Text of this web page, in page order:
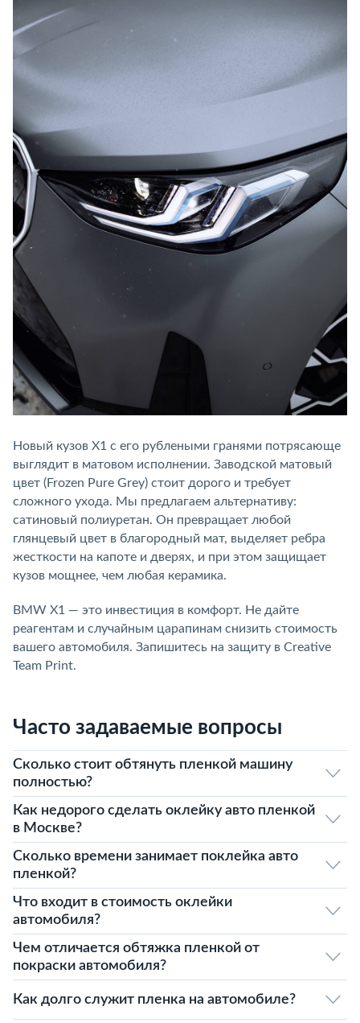
Новый кузов X1 с его рублеными гранями потрясающе
выглядит в матовом исполнении. Заводской матовый
цвет (Frozen Pure Grey) стоит дорого и требует
сложного ухода. Мы предлагаем альтернативу:
сатиновый полиуретан. Он превращает любой
глянцевый цвет в благородный мат, выделяет ребра
жесткости на капоте и дверях, и при этом защищает
кузов мощнее, чем любая керамика.
BMW X1 — это инвестиция в комфорт. Не дайте
реагентам и случайным царапинам снизить стоимость
вашего автомобиля. Запишитесь на защиту в Creative
Team Print.
Часто задаваемые вопросы
Сколько стоит обтянуть пленкой машину
полностью?
Как недорого сделать оклейку авто пленкой
в Москве?
Сколько времени занимает поклейка авто
пленкой?
Что входит в стоимость оклейки
автомобиля?
Чем отличается обтяжка пленкой от
покраски автомобиля?
Как долго служит пленка на автомобиле?